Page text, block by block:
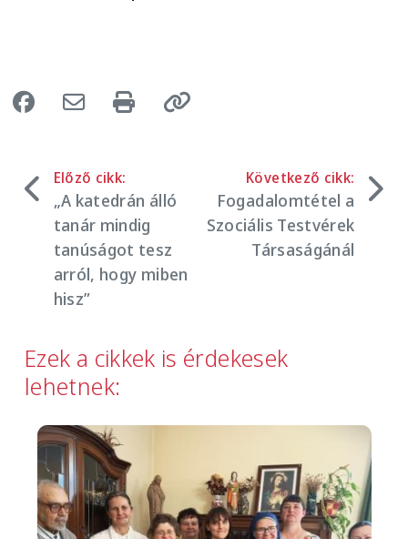
Előző cikk:
„A katedrán álló
tanár mindig
tanúságot tesz
arról, hogy miben
hisz”
Következő cikk:
Fogadalomtétel a
Szociális Testvérek
Társaságánál
Ezek a cikkek is érdekesek
lehetnek:
Image